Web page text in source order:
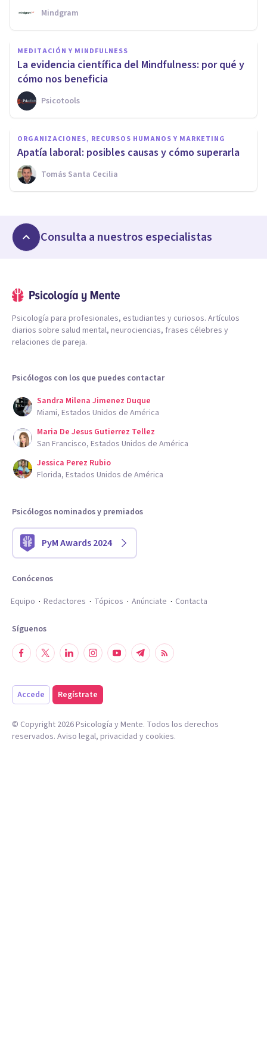
Mindgram
MEDITACIÓN Y MINDFULNESS
La evidencia científica del Mindfulness: por qué y
cómo nos beneficia
Psicotools
ORGANIZACIONES, RECURSOS HUMANOS Y MARKETING
Apatía laboral: posibles causas y cómo superarla
Tomás Santa Cecilia
Consulta a nuestros especialistas
Psicología para profesionales, estudiantes y curiosos. Artículos
diarios sobre salud mental, neurociencias, frases célebres y
relaciones de pareja.
Psicólogos con los que puedes contactar
Sandra Milena Jimenez Duque
Miami, Estados Unidos de América
Maria De Jesus Gutierrez Tellez
San Francisco, Estados Unidos de América
Jessica Perez Rubio
Florida, Estados Unidos de América
Psicólogos nominados y premiados
PyM Awards 2024
Conócenos
Equipo
Redactores Tópicos Anúnciate Contacta
Síguenos
Accede Regístrate
© Copyright 2026Psicología y Mente. Todos los derechos
reservados. Aviso legal, privacidad y cookies.